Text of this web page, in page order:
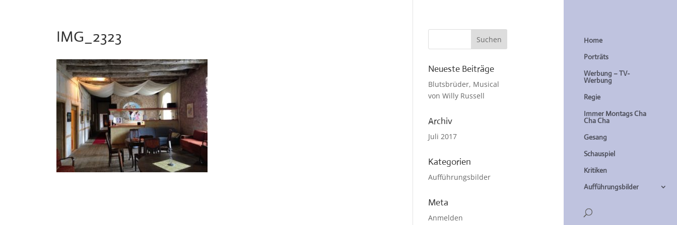
Home
Porträts
Werbung – TV-
Werbung
Regie
Immer Montags Cha
Cha Cha
Gesang
Schauspiel
Kritiken
Aufführungsbilder
IMG_2323
Neueste Beiträge
Blutsbrüder, Musical
von Willy Russell
Archiv
Juli 2017
Kategorien
Aufführungsbilder
Meta
Anmelden